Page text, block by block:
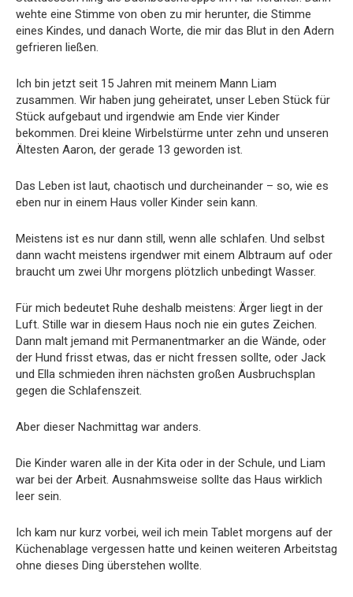
wehte eine Stimme von oben zu mir herunter, die Stimme
eines Kindes, und danach Worte, die mir das Blut in den Adern
gefrieren ließen.
Ich bin jetzt seit 15 Jahren mit meinem Mann Liam
zusammen. Wir haben jung geheiratet, unser Leben Stück für
Stück aufgebaut und irgendwie am Ende vier Kinder
bekommen. Drei kleine Wirbelstürme unter zehn und unseren
Ältesten Aaron, der gerade 13 geworden ist.
Das Leben ist laut, chaotisch und durcheinander – so, wie es
eben nur in einem Haus voller Kinder sein kann.
Meistens ist es nur dann still, wenn alle schlafen. Und selbst
dann wacht meistens irgendwer mit einem Albtraum auf oder
braucht um zwei Uhr morgens plötzlich unbedingt Wasser.
Für mich bedeutet Ruhe deshalb meistens: Ärger liegt in der
Luft. Stille war in diesem Haus noch nie ein gutes Zeichen.
Dann malt jemand mit Permanentmarker an die Wände, oder
der Hund frisst etwas, das er nicht fressen sollte, oder Jack
und Ella schmieden ihren nächsten großen Ausbruchsplan
gegen die Schlafenszeit.
Aber dieser Nachmittag war anders.
Die Kinder waren alle in der Kita oder in der Schule, und Liam
war bei der Arbeit. Ausnahmsweise sollte das Haus wirklich
leer sein.
Ich kam nur kurz vorbei, weil ich mein Tablet morgens auf der
Küchenablage vergessen hatte und keinen weiteren Arbeitstag
ohne dieses Ding überstehen wollte.